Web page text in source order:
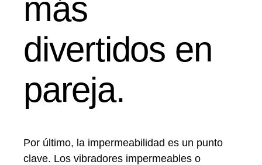
más
divertidos en
pareja.
Por último, la impermeabilidad es un punto
clave. Los vibradores impermeables o